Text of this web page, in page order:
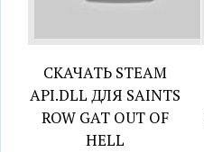
СКАЧАТЬ STEAM
API.DLL ДЛЯ SAINTS
ROW GAT OUT OF
HELL